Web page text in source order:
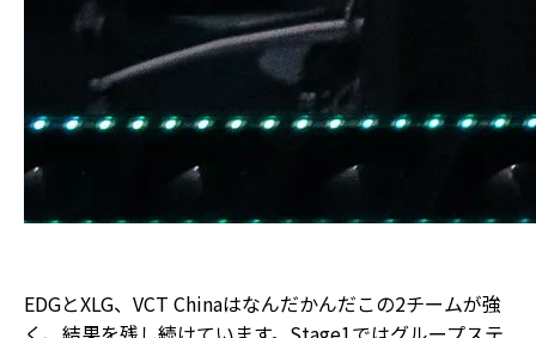
EDGとXLG、VCT Chinaはなんだかんだこの2チームが強